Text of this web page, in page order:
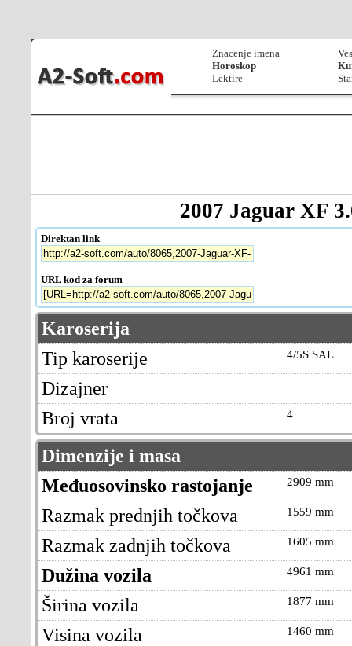
Znacenje imena
Horoskop
Lektire
2007 Jaguar XF
Direktan link
URL kod za forum
Karoserija
4/5S SAL
Tip karoserije
Dizajner
4
Broj vrata
Dimenzije i masa
2909 mm
Međuosovinsko rastojanje
1559 mm
Razmak prednjih točkova
1605 mm
Razmak zadnjih točkova
4961 mm
Dužina vozila
1877 mm
Širina vozila
1460 mm
Visina vozila